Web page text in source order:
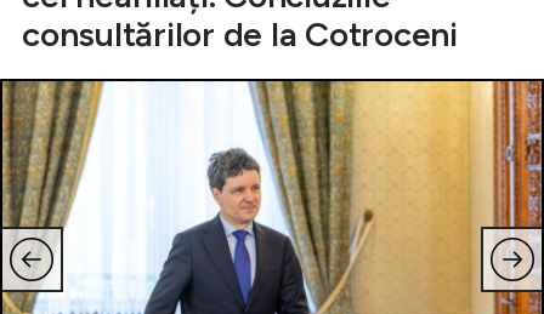
consultărilor de la Cotroceni